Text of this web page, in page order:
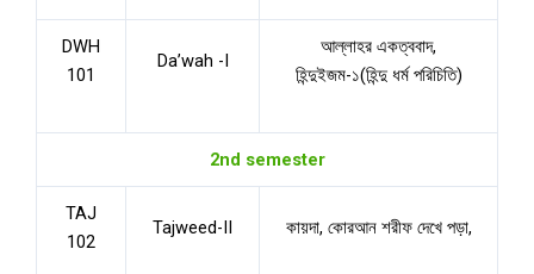
DWH
101
Da’wah -I
আল্লাহর একত্ববাদ,
হিন্দুইজম-১(হিন্দু ধর্ম পরিচিতি)
2nd semester
TAJ
102
Tajweed-II কায়দা, কোরআন শরীফ দেখে পড়া,